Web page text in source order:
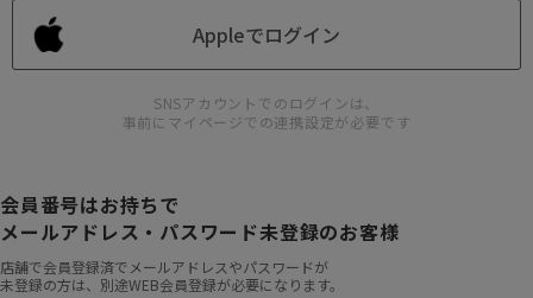
Appleでログイン
SNSアカウントでのログインは、
事前にマイページでの連携設定が必要です
会員番号はお持ちで
メールアドレス・パスワード未登録のお客様
店舗で会員登録済でメールアドレスやパスワードが
未登録の方は、別途WEB会員登録が必要になります。